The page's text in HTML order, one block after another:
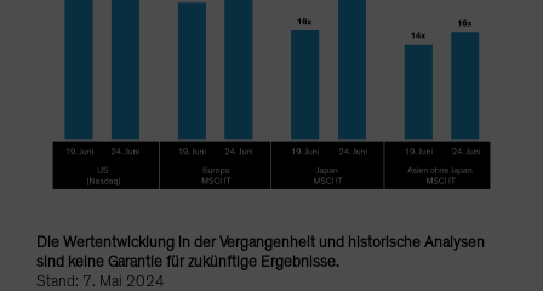
Die Wertentwicklung in der Vergangenheit und historische Analysen
sind keine Garantie für zukünftige Ergebnisse.
Stand: 7. Mai 2024